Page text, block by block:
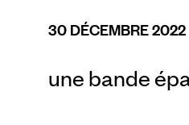
30 DÉCEMBRE 2022
une bande